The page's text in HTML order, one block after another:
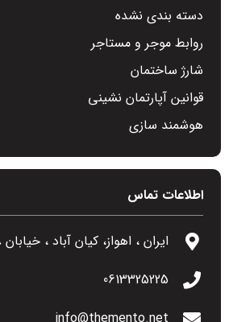
دسته بندی نشده
روابط موجر و مستاجر
شارژ ساختمان
قوانین آپارتمان نشینی
هوشمند سازی
اطلاعات تماس
ایران ، اهواز، کیان آباد ، خیابان 28 شرقی ، پلاک 12
0613325225